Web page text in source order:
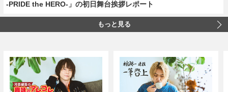
-PRIDE the HERO-」の初日舞台挨拶レポート
もっと見る